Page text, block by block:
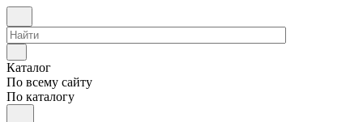
Каталог
По всему сайту
По каталогу